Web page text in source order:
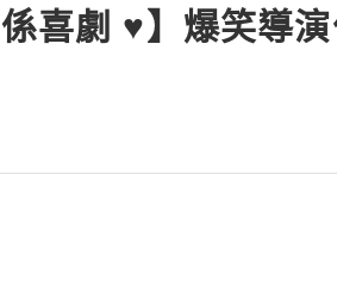
喜劇 ♥】爆笑導